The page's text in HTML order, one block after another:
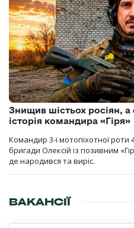
Знищив шістьох росіян, а
історія командира «Гіря»
Командир 3-ї мотопіхотної роти
бригади Олексій із позивним
де народився та виріс.
ВАКАНСІЇ